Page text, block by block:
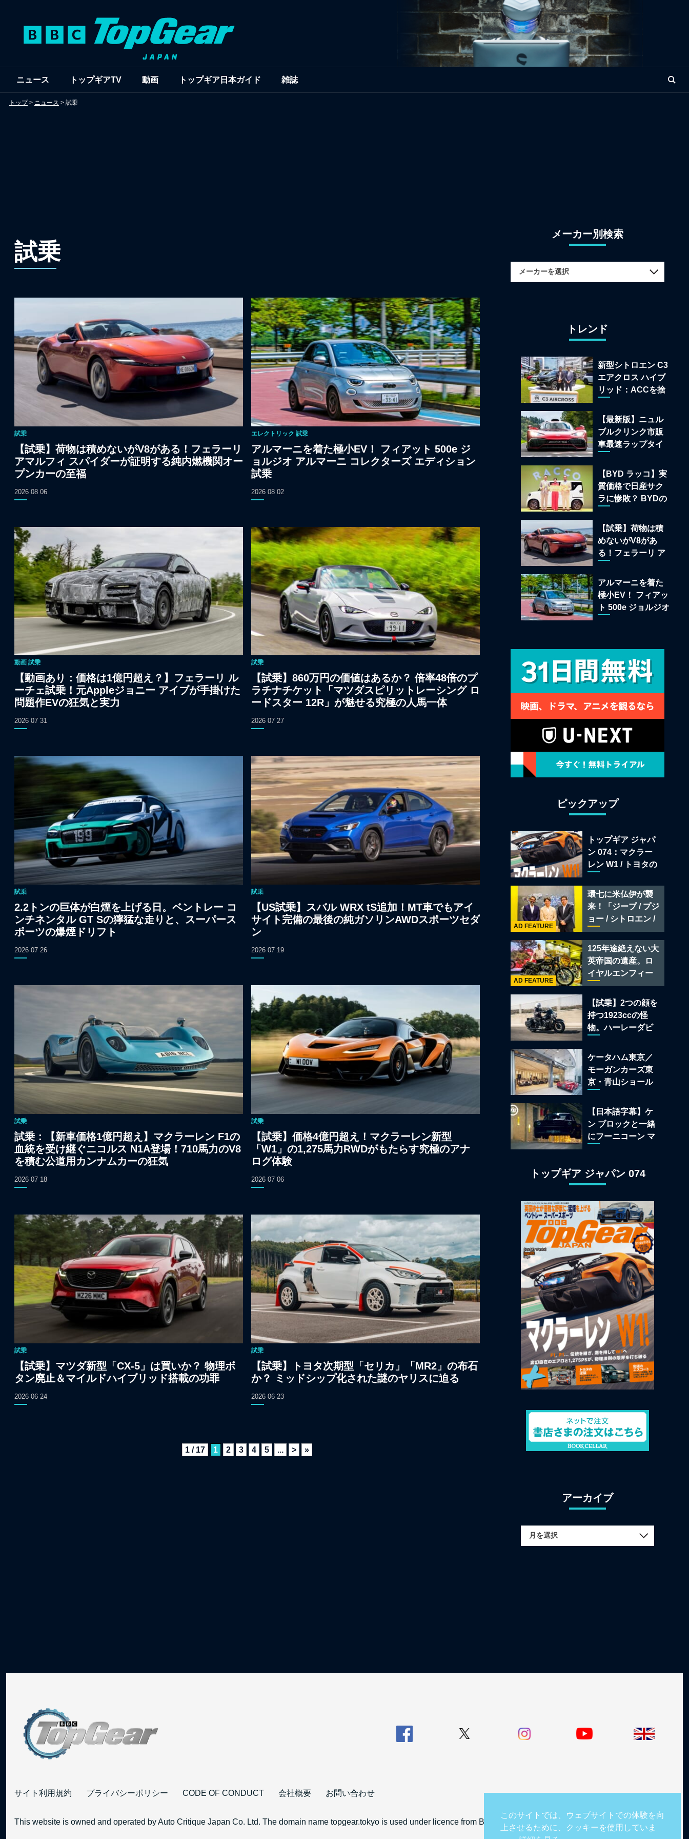
ニュース トップギアTV 動画 トップギア日本ガイド 雑誌
トップ > ニュース > 試乗
試乗
試乗
【試乗】荷物は積めないがV8がある！フェラーリ
アマルフィ スパイダーが証明する純内燃機関オー
プンカーの至福
2026 08 06
エレクトリック 試乗
アルマーニを着た極小EV！ フィアット 500e ジ
ョルジオ アルマーニ コレクターズ エディション
試乗
2026 08 02
動画 試乗
【動画あり：価格は1億円超え？】フェラーリ ル
ーチェ試乗！元Appleジョニー アイブが手掛けた
問題作EVの狂気と実力
2026 07 31
試乗
【試乗】860万円の価値はあるか？ 倍率48倍のプ
ラチナチケット「マツダスピリットレーシング ロ
ードスター 12R」が魅せる究極の人馬一体
2026 07 27
試乗
2.2トンの巨体が白煙を上げる日。ベントレー コ
ンチネンタル GT Sの獰猛な走りと、スーパース
ポーツの爆煙ドリフト
2026 07 26
試乗
【US試乗】スバル WRX tS追加！MT車でもアイ
サイト完備の最後の純ガソリンAWDスポーツセダ
ン
2026 07 19
試乗
試乗：【新車価格1億円超え】マクラーレン F1の
血統を受け継ぐニコルス N1A登場！710馬力のV8
を積む公道用カンナムカーの狂気
2026 07 18
試乗
【試乗】価格4億円超え！マクラーレン新型
「W1」の1,275馬力RWDがもたらす究極のアナ
ログ体験
2026 07 06
試乗
【試乗】マツダ新型「CX-5」は買いか？ 物理ボ
タン廃止＆マイルドハイブリッド搭載の功罪
2026 06 24
試乗
【試乗】トヨタ次期型「セリカ」「MR2」の布石
か？ ミッドシップ化された謎のヤリスに迫る
2026 06 23
1 / 17 1 2 3 4 5 ... > »
メーカー別検索
トレンド
新型シトロエン C3
エアクロス ハイブ
リッド：ACCを捨
毯」を手に入れた
フランスの異端児
【最新版】ニュル
ブルクリンク市販
車最速ラップタイ
22台を一挙公開
【BYD ラッコ】実
質価格で日産サク
ラに惨敗？ BYDの
金ドーピング」の
異常な世界
【試乗】荷物は積
めないがV8があ
る！フェラーリ ア
ーが証明する純内
燃機関オープンカ
ーの至福
アルマーニを着た
極小EV！ フィアッ
ト 500e ジョルジオ
ピックアップ
トップギア ジャパ
ン 074：マクラー
レン W1 / トヨタの
ー戦略 /フェラーリ
849 テスタロッサ /
テメラリオ /ベント
レー スーパースポ
ーツ
環七に米仏伊が襲
来！「ジープ / プジ
ョー / シトロエン /
フィアット / アバル
ト足立」はクルマ
のセレクトショッ
プである
AD FEATURE
125年途絶えない大
英帝国の遺産。ロ
イヤルエンフィー
ルド責任者に訊
く、新型
「BULLET 650」
と“時間の質”を愛
する理由
AD FEATURE
【試乗】2つの顔を
持つ1923ccの怪
物。ハーレーダビ
ォーキーエイト
117」の深淵を覗く
ケータハム東京／
モーガンカーズ東
京・青山ショール
「移動手段」では
なく「人生」だ
【日本語字幕】ケ
ン ブロックと一緒
にフーニコーン マ
トップギア ジャパン 074
アーカイブ
サイト利用規約 プライバシーポリシー CODE OF CONDUCT 会社概要 お問い合わせ
This website is owned and operated by Auto Critique Japan Co. Ltd. The domain name topgear.tokyo is used under licence from BBC Studios Distribution Limited.
このサイトでは、ウェブサイトでの体験を向
上させるために、クッキーを使用していま